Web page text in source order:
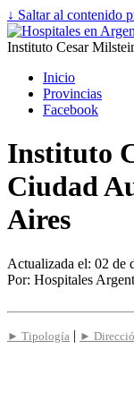
↓ Saltar al contenido
Instituto Cesar
Inicio
Provincias
Facebook
Instituto
Ciudad
Aires
Actualizada el: 02 de
Por: Hospitales
► Tipología | ►